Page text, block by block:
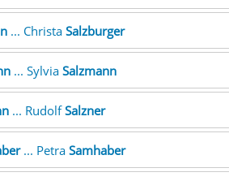
... Christa Salzburger
... Sylvia Salzmann
... RudolfSalzner
... Petra Samhaber